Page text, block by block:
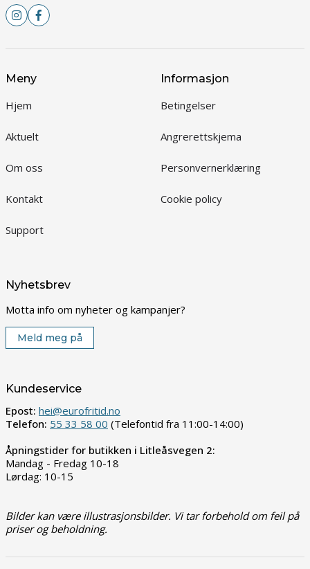
Meny
Hjem
Aktuelt
Om oss
Kontakt
Support
Informasjon
Betingelser
Angrerettskjema
Personvernerklæring
Cookie policy
Nyhetsbrev
Motta info om nyheter og kampanjer?
Meld meg på
Kundeservice
Epost: hei@eurofritid.no
Telefon: 55 33 58 00 (Telefontid fra 11:00-14:00)
Åpningstider for butikken i Litleåsvegen 2:
Mandag - Fredag 10-18
Lørdag: 10-15
Bilder kan være illustrasjonsbilder. Vi tar forbehold om feil på
priser og beholdning.